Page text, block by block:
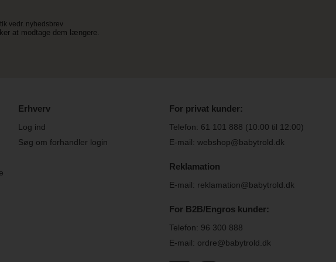
vedr. nyhedsbrev
at modtage dem længere.
Erhverv
Log ind
Søg om forhandler login
For privat kunder:
Telefon: 61 101 888 (10:00 til 12:00)
E-mail: webshop@babytrold.dk
Reklamation
E-mail: reklamation@babytrold.dk
For B2B/Engros kunder:
Telefon: 96 300 888
E-mail: ordre@babytrold.dk